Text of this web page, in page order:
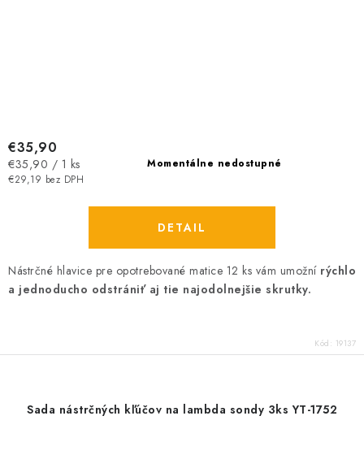
Momentálne nedostupné
€29,19 bez DPH
€35,90
Jednotková
cena:
€35,90 / 1 ks
DETAIL
Nástrčné hlavice pre opotrebované matice 12 ks vám umožnírýchlo
a jednoducho odstrániť aj tie najodolnejšie skrutky.
Kód: 19137
Sada nástrčných kľúčov na lambda sondy 3ks YT-1752